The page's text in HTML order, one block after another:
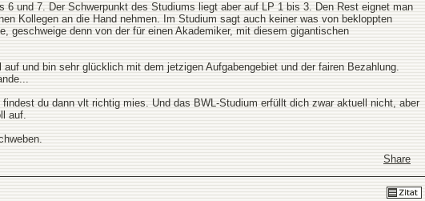
und 7. Der Schwerpunkt des Studiums liegt aber auf LP 1 bis 3. Den Rest eignet man
Kollegen an die Hand nehmen. Im Studium sagt auch keiner was von bekloppten
geschweige denn von der für einen Akademiker, mit diesem gigantischen
und bin sehr glücklich mit dem jetzigen Aufgabengebiet und der fairen Bezahlung.
du dann vlt richtig mies. Und das BWL-Studium erfüllt dich zwar aktuell nicht, aber
auf.
Share